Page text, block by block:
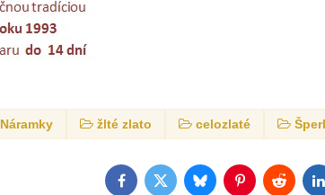
Náramky žlté zlato celozlaté
FacebookTwitterBlueskyPinterestReddit